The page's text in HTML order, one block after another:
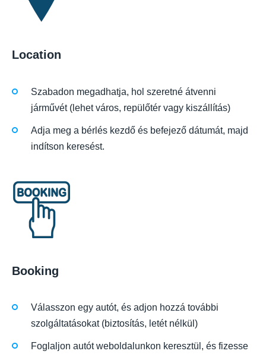
Location
Szabadon megadhatja, hol szeretné átvenni
járművét (lehet város, repülőtér vagy kiszállítás)
Adja meg a bérlés kezdő és befejező dátumát, majd
indítson keresést.
Booking
Válasszon egy autót, és adjon hozzá további
szolgáltatásokat (biztosítás, letét nélkül)
Foglaljon autót weboldalunkon keresztül, és fizesse